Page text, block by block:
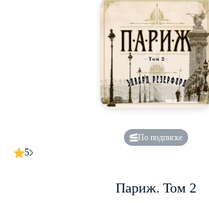
По подписке
5
Париж. Том 2